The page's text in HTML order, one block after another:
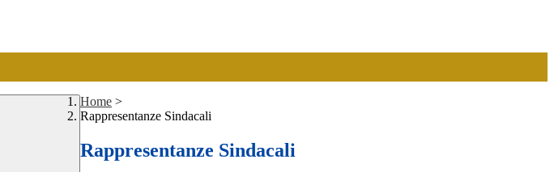
Home >
Rappresentanze Sindacali
Rappresentanze Sindacali